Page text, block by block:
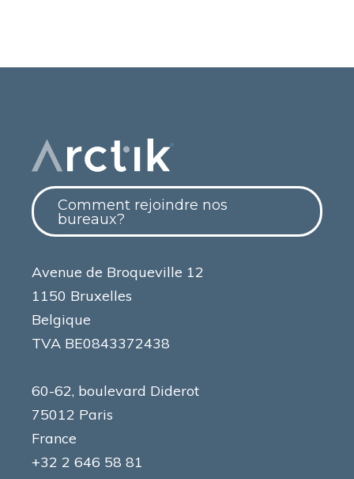
Comment rejoindre nos
bureaux?
Avenue de Broqueville 12
1150 Bruxelles
Belgique
TVA BE0843372438
60-62, boulevard Diderot
75012 Paris
France
+32 2 646 58 81